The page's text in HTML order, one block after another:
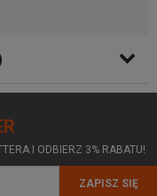
I ODBIERZ 3% RABATU!
ZAPISZ SIĘ